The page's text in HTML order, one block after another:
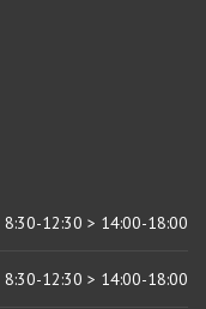
8:30-12:30 > 14:00-18:00
8:30-12:30 > 14:00-18:00